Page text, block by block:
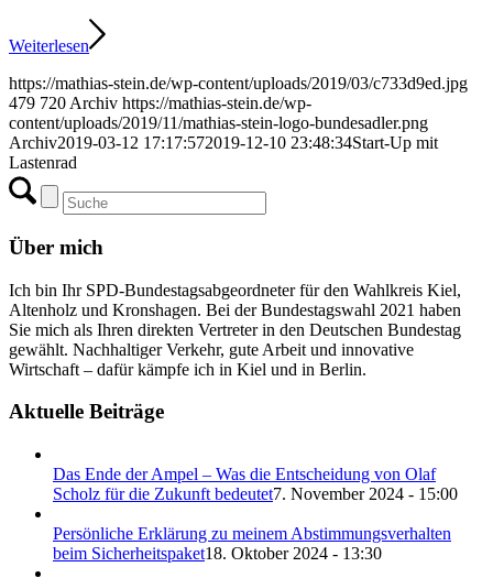
Weiterlesen
https://mathias-stein.de/wp-content/uploads/2019/03/c733d9ed.jpg
479 720 Archiv https://mathias-stein.de/wp-
content/uploads/2019/11/mathias-stein-logo-bundesadler.png
Archiv2019-03-12 17:17:572019-12-10 23:48:34Start-Up mit
Lastenrad
Über mich
Ich bin Ihr SPD-Bundestagsabgeordneter für den Wahlkreis Kiel,
Altenholz und Kronshagen. Bei der Bundestagswahl 2021 haben
Sie mich als Ihren direkten Vertreter in den Deutschen Bundestag
gewählt. Nachhaltiger Verkehr, gute Arbeit und innovative
Wirtschaft – dafür kämpfe ich in Kiel und in Berlin.
Aktuelle Beiträge
Das Ende der Ampel – Was die Entscheidung von Olaf
Scholz für die Zukunft bedeutet7. November 2024 - 15:00
Persönliche Erklärung zu meinem Abstimmungsverhalten
beim Sicherheitspaket18. Oktober 2024 - 13:30